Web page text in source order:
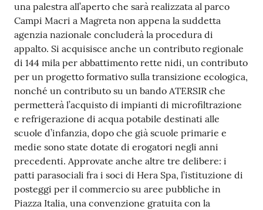
Seguici
su
una palestra all’aperto che sarà realizzata al parco
Campi Macri a Magreta non appena la suddetta
agenzia nazionale concluderà la procedura di
appalto. Si acquisisce anche un contributo regionale
di 144 mila per abbattimento rette nidi, un contributo
per un progetto formativo sulla transizione ecologica,
nonché un contributo su un bando ATERSIR che
permetterà l’acquisto di impianti di microfiltrazione
e refrigerazione di acqua potabile destinati alle
scuole d’infanzia, dopo che già scuole primarie e
medie sono state dotate di erogatori negli anni
precedenti. Approvate anche altre tre delibere: i
patti parasociali fra i soci di Hera Spa, l’istituzione di
posteggi per il commercio su aree pubbliche in
Piazza Italia, una convenzione gratuita con la